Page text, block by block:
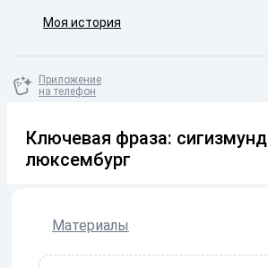
Моя история
Приложение
на телефон
Ключевая фраза: сигизмунд
люксембург
Материалы